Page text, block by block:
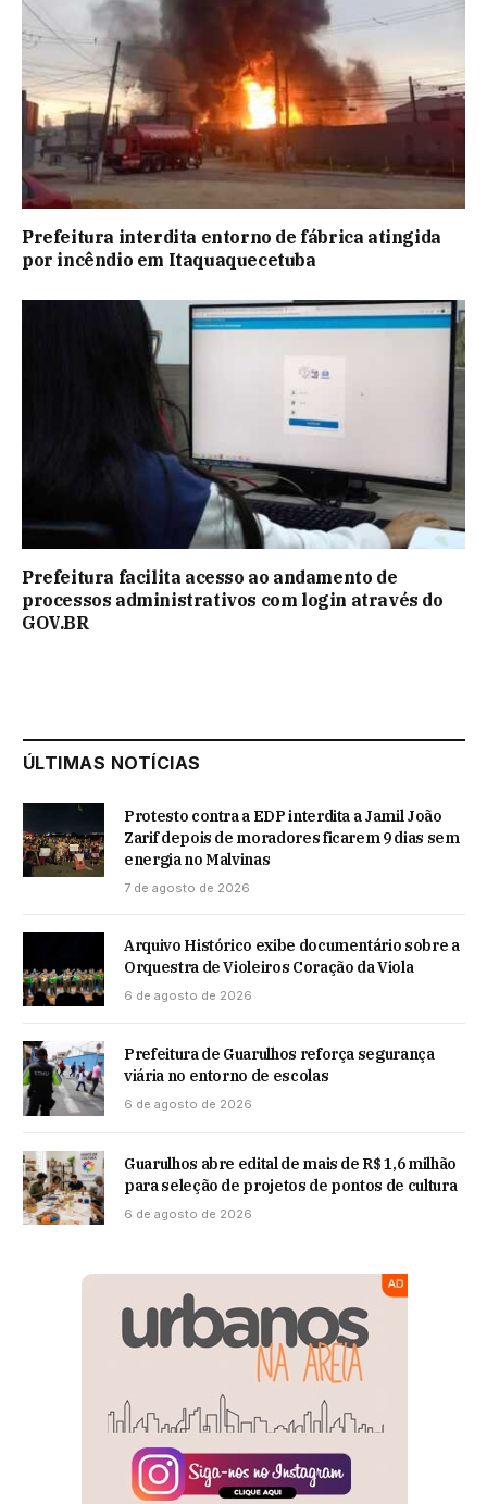
Prefeitura interdita entorno de fábrica atingida
por incêndio em Itaquaquecetuba
Prefeitura facilita acesso ao andamento de
processos administrativos com login através do
GOV.BR
ÚLTIMAS NOTÍCIAS
Protesto contra a EDP interdita a Jamil João
Zarif depois de moradores ficarem 9 dias sem
energia no Malvinas
7 de agosto de 2026
Arquivo Histórico exibe documentário sobre a
Orquestra de Violeiros Coração da Viola
6 de agosto de 2026
Prefeitura de Guarulhos reforça segurança
viária no entorno de escolas
6 de agosto de 2026
Guarulhos abre edital de mais de R$ 1,6 milhão
para seleção de projetos de pontos de cultura
6 de agosto de 2026